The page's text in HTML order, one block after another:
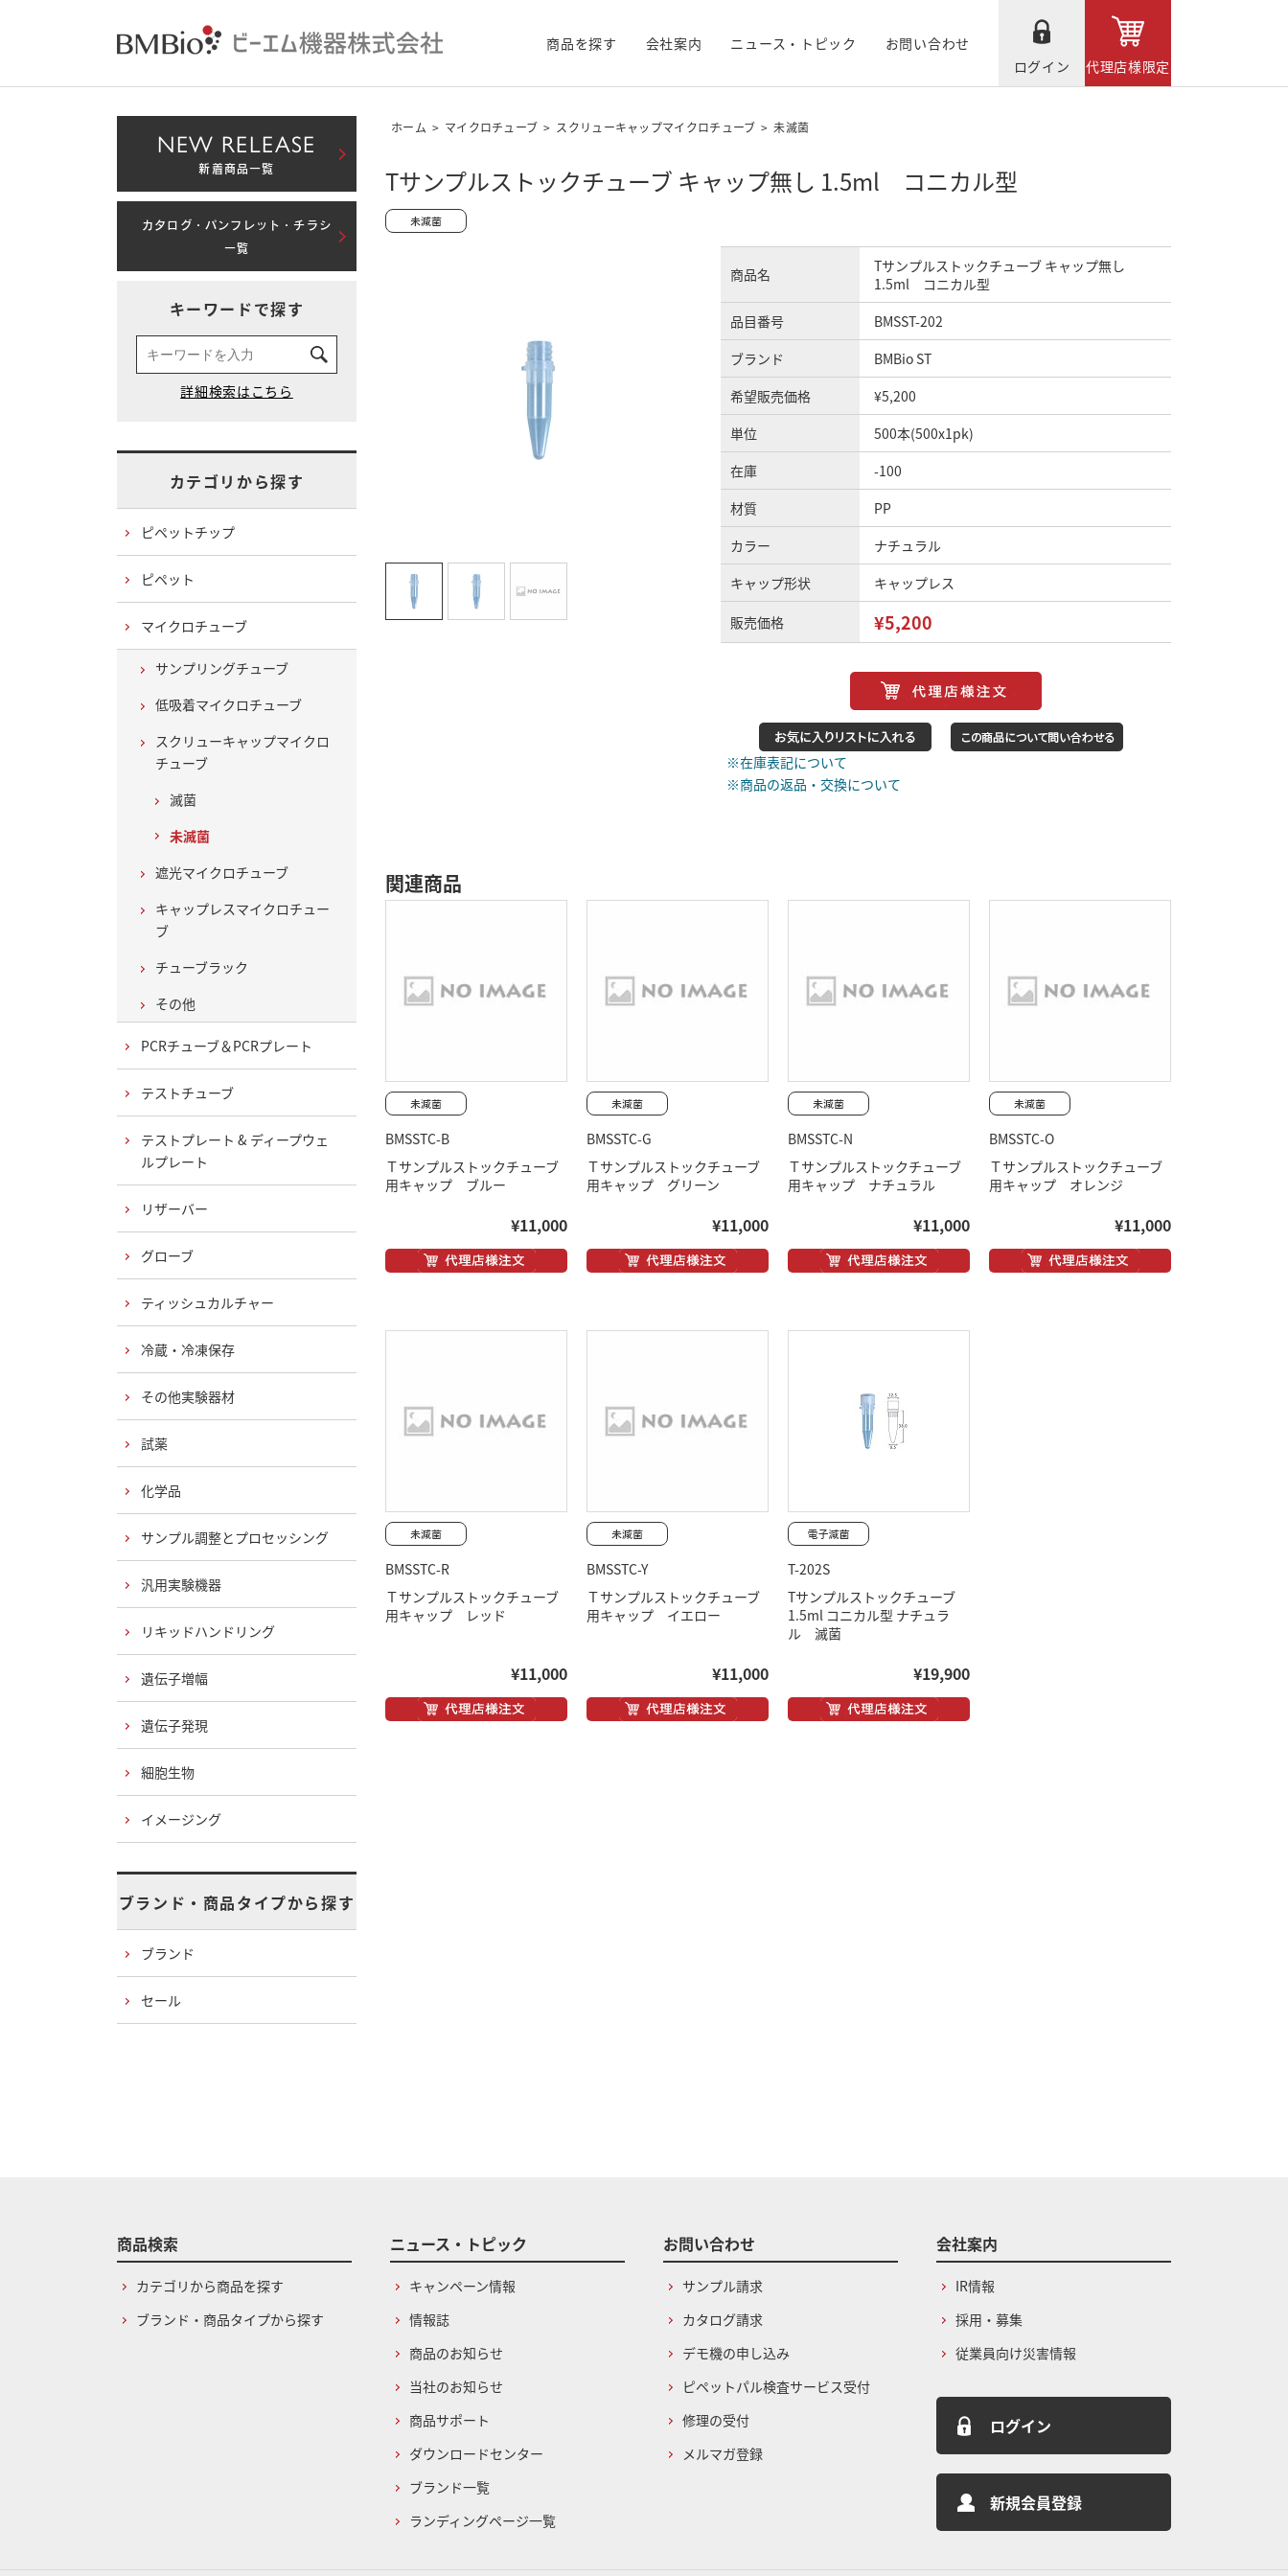
商品を探す 会社案内 ニュース・トピック
お問い合わせ
ログイン
代理店様限定
ホーム > マイクロチューブ > スクリューキャップマイクロチューブ > 未滅菌
Tサンプルストックチューブ キャップ無し 1.5ml コニカル型
商品名
Tサンプルストックチューブ キャップ無し
1.5ml コニカル型
品目番号
BMSST-202
ブランド
BMBio ST
希望販売価格
¥5,200
単位
500本(500x1pk)
在庫
-100
材質
PP
カラー
ナチュラル
キャップ形状
キャップレス
販売価格 ¥5,200
※在庫表記について
※商品の返品・交換について
関連商品
BMSSTC-B
Ｔサンプルストックチューブ
用キャップ ブルー
¥11,000
BMSSTC-G
Ｔサンプルストックチューブ
用キャップ グリーン
¥11,000
BMSSTC-N
Ｔサンプルストックチューブ
用キャップ ナチュラル
¥11,000
BMSSTC-O
Ｔサンプルストックチューブ
用キャップ オレンジ
¥11,000
BMSSTC-R
Ｔサンプルストックチューブ
用キャップ レッド
¥11,000
BMSSTC-Y
Ｔサンプルストックチューブ
用キャップ イエロー
¥11,000
T-202S
Tサンプルストックチューブ
1.5ml コニカル型 ナチュラ
ル 滅菌
¥19,900
NEW RELEASE
新着商品一覧
カタログ・パンフレット・チラシ
一覧
キーワードで探す
カテゴリから探す
ピペットチップ
ピペット
マイクロチューブ
サンプリングチューブ
低吸着マイクロチューブ
スクリューキャップマイクロ
チューブ
滅菌
未滅菌
遮光マイクロチューブ
キャップレスマイクロチュー
ブ
チューブラック
その他
PCRチューブ＆PCRプレート
テストチューブ
テストプレート & ディープウェ
ルプレート
リザーバー
グローブ
ティッシュカルチャー
冷蔵・冷凍保存
その他実験器材
試薬
化学品
サンプル調整とプロセッシング
汎用実験機器
リキッドハンドリング
遺伝子増幅
遺伝子発現
細胞生物
イメージング
ブランド・商品タイプから探す
ブランド
セール
商品検索
カテゴリから商品を探す
ブランド・商品タイプから探す
ニュース・トピック
キャンペーン情報
情報誌
商品のお知らせ
当社のお知らせ
商品サポート
ダウンロードセンター
ブランド一覧
ランディングページ一覧
お問い合わせ
サンプル請求
カタログ請求
デモ機の申し込み
ピペットパル検査サービス受付
修理の受付
メルマガ登録
会社案内
IR情報
採用・募集
従業員向け災害情報
ログイン
新規会員登録